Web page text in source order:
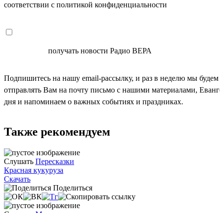
соответствии с политикой конфиденциальности
получать новости Радио ВЕРА
Подпишитесь на нашу email-рассылку, и раз в неделю мы будем
отправлять Вам на почту письмо с нашими материалами,
дня и напоминаем о важных событиях и праздниках.
Также рекомендуем
Слушать Пересказки
Красная кукуруза
Скачать
Поделиться